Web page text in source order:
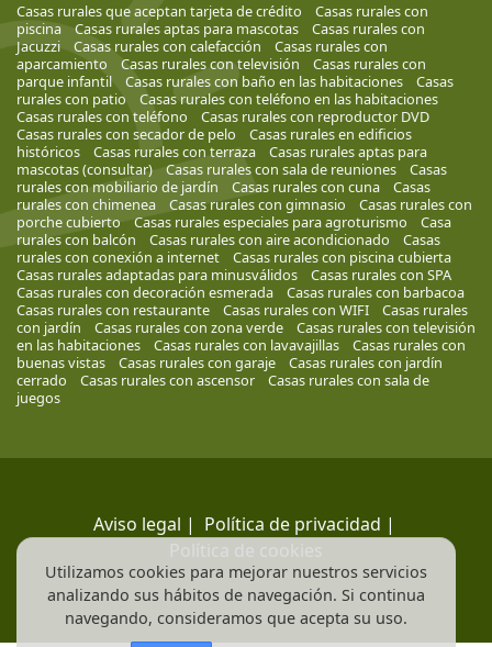
Casas rurales que aceptan tarjeta de crédito
Casas rurales con
piscina
Casas rurales aptas para mascotas
Casas rurales con
Jacuzzi
Casas rurales con calefacción
Casas rurales con
aparcamiento
Casas rurales con televisión
Casas rurales con
parque infantil
Casas rurales con baño en las habitaciones
Casas
rurales con patio
Casas rurales con teléfono en las habitaciones
Casas rurales con teléfono
Casas rurales con reproductor DVD
Casas rurales con secador de pelo
Casas rurales en edificios
históricos
Casas rurales con terraza
Casas rurales aptas para
mascotas (consultar)
Casas rurales con sala de reuniones
Casas
rurales con mobiliario de jardín
Casas rurales con cuna
Casas
rurales con chimenea
Casas rurales con gimnasio
Casas rurales con
porche cubierto
Casas rurales especiales para agroturismo
Casa
rurales con balcón
Casas rurales con aire acondicionado
Casas
rurales con conexión a internet
Casas rurales con piscina cubierta
Casas rurales adaptadas para minusválidos
Casas rurales con SPA
Casas rurales con decoración esmerada
Casas rurales con barbacoa
Casas rurales con restaurante
Casas rurales con WIFI
Casas rurales
con jardín
Casas rurales con zona verde
Casas rurales con televisión
en las habitaciones
Casas rurales con lavavajillas
Casas rurales con
buenas vistas
Casas rurales con garaje
Casas rurales con jardín
cerrado
Casas rurales con ascensor
Casas rurales con sala de
juegos
Aviso legal | Política de privacidad |
Política de cookies
Utilizamos cookies para mejorar nuestros servicios
analizando sus hábitos de navegación. Si continua
navegando, consideramos que acepta su uso.